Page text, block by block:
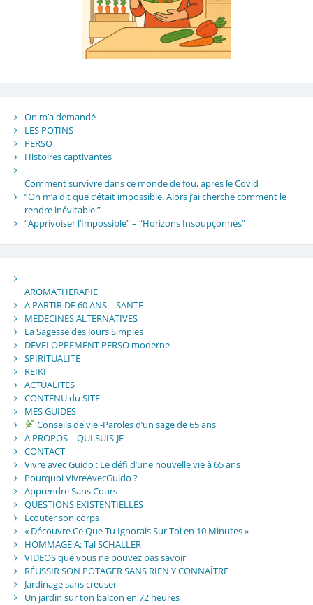
On m’a demandé
LES POTINS
PERSO
Histoires captivantes
Comment survivre dans ce monde de fou, après le Covid
“On m’a dit que c’était impossible. Alors j’ai cherché comment le
rendre inévitable.”
“Apprivoiser l’Impossible” – “Horizons Insoupçonnés”
AROMATHERAPIE
A PARTIR DE 60 ANS – SANTE
MEDECINES ALTERNATIVES
La Sagesse des Jours Simples
DEVELOPPEMENT PERSO moderne
SPIRITUALITE
REIKI
ACTUALITES
CONTENU du SITE
MES GUIDES
Conseils de vie -Paroles d’un sage de 65 ans
À PROPOS – QUI SUIS-JE
CONTACT
Vivre avec Guido : Le défi d’une nouvelle vie à 65 ans
Pourquoi VivreAvecGuido ?
Apprendre Sans Cours
QUESTIONS EXISTENTIELLES
Écouter son corps
« Découvre Ce Que Tu Ignorais Sur Toi en 10 Minutes »
HOMMAGE A: Tal SCHALLER
VIDEOS que vous ne pouvez pas savoir
RÉUSSIR SON POTAGER SANS RIEN Y CONNAÎTRE
Jardinage sans creuser
Un jardin sur ton balcon en 72 heures